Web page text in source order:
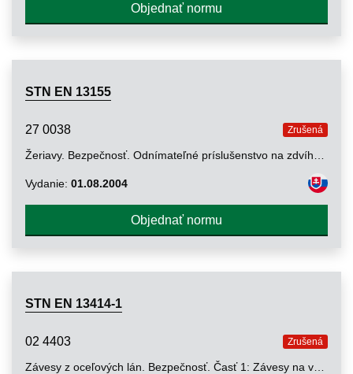
Objednať normu
STN EN 13155
27 0038 Zrušená
Vydanie: 01.08.2004
Objednať normu
STN EN 13414-1
02 4403 Zrušená